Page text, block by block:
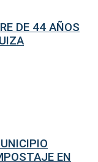
DE 44 AÑOS
EN